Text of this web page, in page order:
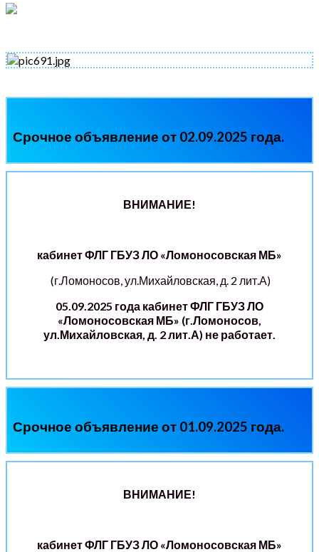
Срочное объявление от 02.09.2025 года.
ВНИМАНИЕ!
кабинет ФЛГ ГБУЗ ЛО «Ломоносовская МБ»
(г.Ломоносов, ул.Михайловская, д. 2 лит.А)
05.09.2025 года кабинет ФЛГ ГБУЗ ЛО
«Ломоносовская МБ» (г.Ломоносов,
ул.Михайловская, д. 2 лит.А) не работает.
Срочное объявление от 01.09.2025 года.
ВНИМАНИЕ!
кабинет ФЛГ ГБУЗ ЛО «Ломоносовская МБ»